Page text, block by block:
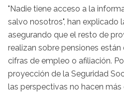
"Nadie tiene acceso a la
salvo nosotros", han explicado
asegurando que el resto de
realizan sobre pensiones
cifras de empleo o afiliación.
proyección de la Seguridad
las perspectivas no hacen más